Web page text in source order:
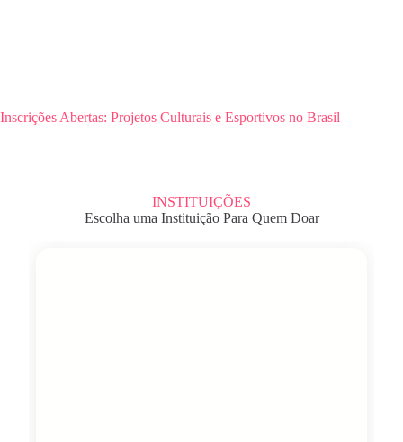
Inscrições Abertas: Projetos Culturais e Esportivos no Brasil
INSTITUIÇÕES
Escolha uma Instituição Para Quem Doar